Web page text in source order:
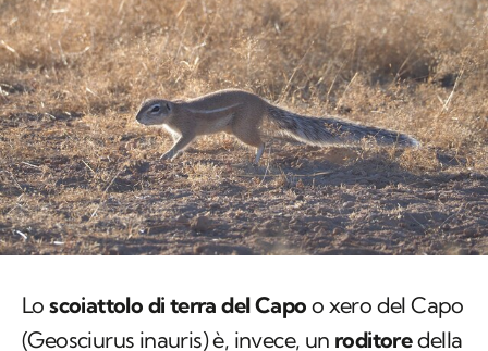
Loscoiattolo di terra del Capo o xero del Capo
(Geosciurus inauris) è, invece, un roditoredella